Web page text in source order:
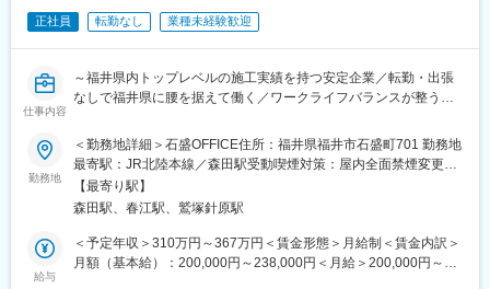
正社員 転勤なし 業種未経験歓迎
仕事内容
～福井県内トップレベルの施工実績を持つ安定企業／転勤・出張
なしで福井県に腰を据えて働く／ワークライフバランスが整う／
■業務概要
当社の労務担当として、下記業務をお任せいたします。
＜具体的には＞
◎給与計算
◎勤怠管理
◎社会保険等手続き
勤務地
＜勤務地詳細＞石盛OFFICE住所：福井県福井市石盛町701 勤務地
最寄駅：JR北陸本線／森田駅受動喫煙対策：屋内全面禁煙変更の
範囲：会社の定める事業所
【最寄り駅】
森田駅、春江駅、鷲塚針原駅
給与
＜予定年収＞310万円～367万円＜賃金形態＞月給制＜賃金内訳＞
月額（基本給）：200,000円～238,000円＜月給＞200,000円～